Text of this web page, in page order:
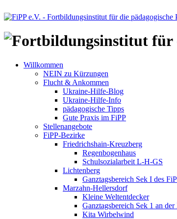
Willkommen
NEIN zu Kürzungen
Flucht & Ankommen
Ukraine-Hilfe-Blog
Ukraine-Hilfe-Info
pädagogische Tipps
Gute Praxis im FiPP
Stellenangebote
FiPP-Bezirke
Friedrichshain-Kreuzberg
Regenbogenhaus
Schulsozialarbeit L-H-GS
Lichtenberg
Ganztagsbereich Sek I des
Marzahn-Hellersdorf
Kleine Weltentdecker
Ganztagsbereich Sek 1 an
Kita Wirbelwind